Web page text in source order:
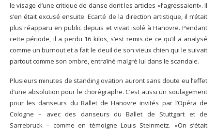
le visage d’une critique de danse dont les articles «l’agressaient». Il
s’en était excusé ensuite. Ecarté de la direction artistique, il n’était
plus réapparu en public depuis et vivait isolé à Hanovre. Pendant
cette période, il a perdu 16 kilos, s’est remis de ce qu’il a analysé
comme un burnout et a fait le deuil de son vieux chien qui le suivait
partout comme son ombre, entraîné malgré lui dans le scandale.
Plusieurs minutes de standing ovation auront sans doute eu l’effet
d’une absolution pour le chorégraphe. C’est aussi un soulagement
pour les danseurs du Ballet de Hanovre invités par l’Opéra de
Cologne – avec des danseurs du Ballet de Stuttgart et de
Sarrebruck – comme en témoigne Louis Steinmetz. «On s’était